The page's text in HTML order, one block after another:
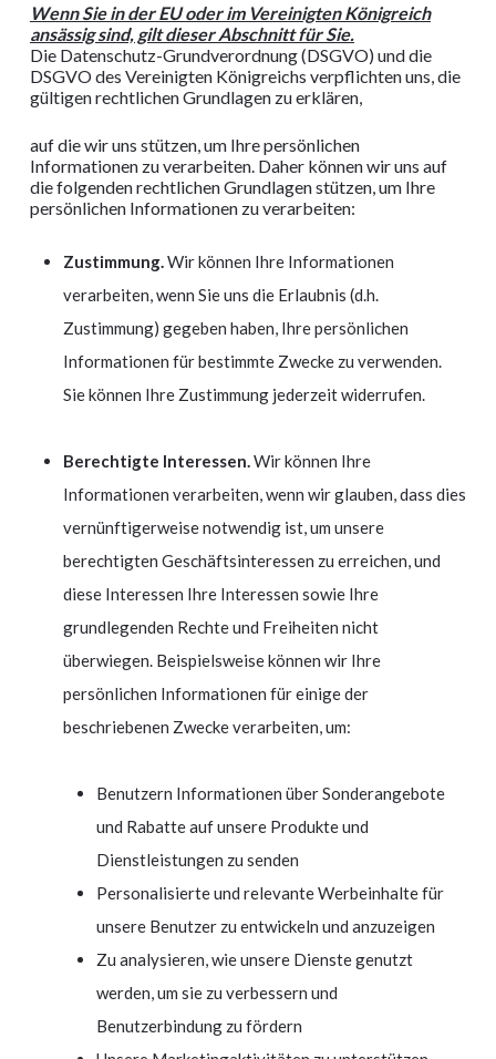
Wenn Sie in der EU oder im Vereinigten Königreich
ansässig sind, gilt dieser Abschnitt für Sie.
Die Datenschutz-Grundverordnung (DSGVO) und die
DSGVO des Vereinigten Königreichs verpflichten uns, die
gültigen rechtlichen Grundlagen zu erklären,
auf die wir uns stützen, um Ihre persönlichen
Informationen zu verarbeiten. Daher können wir uns auf
die folgenden rechtlichen Grundlagen stützen, um Ihre
persönlichen Informationen zu verarbeiten:
Zustimmung.Wir können Ihre Informationen
verarbeiten, wenn Sie uns die Erlaubnis (d.h.
Zustimmung) gegeben haben, Ihre persönlichen
Informationen für bestimmte Zwecke zu verwenden.
Sie können Ihre Zustimmung jederzeit widerrufen.
Berechtigte Interessen.Wir können Ihre
Informationen verarbeiten, wenn wir glauben, dass dies
vernünftigerweise notwendig ist, um unsere
berechtigten Geschäftsinteressen zu erreichen, und
diese Interessen Ihre Interessen sowie Ihre
grundlegenden Rechte und Freiheiten nicht
überwiegen. Beispielsweise können wir Ihre
persönlichen Informationen für einige der
beschriebenen Zwecke verarbeiten, um:
Benutzern Informationen über Sonderangebote
und Rabatte auf unsere Produkte und
Dienstleistungen zu senden
Personalisierte und relevante Werbeinhalte für
unsere Benutzer zu entwickeln und anzuzeigen
Zu analysieren, wie unsere Dienste genutzt
werden, um sie zu verbessern und
Benutzerbindung zu fördern